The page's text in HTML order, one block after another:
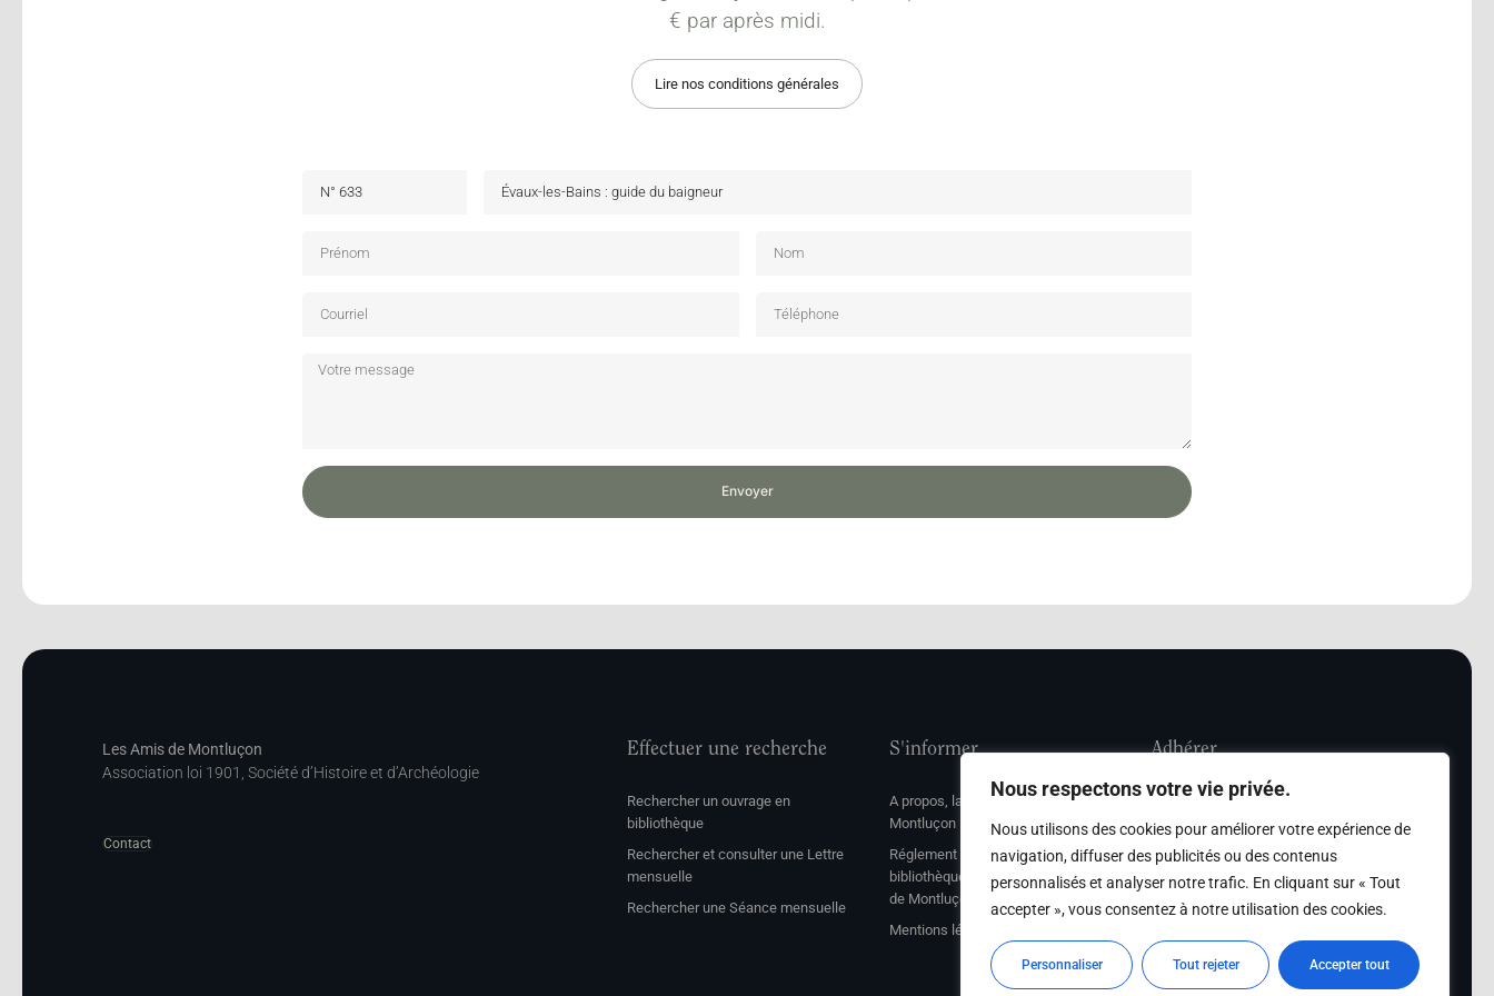
Nous respectons votre vie privée.
Nous utilisons des cookies pour améliorer votre expérience de
navigation, diffuser des publicités ou des contenus
personnalisés et analyser notre trafic. En cliquant sur « Tout
accepter », vous consentez à notre utilisation des cookies.
Personnaliser Tout rejeter Accepter tout
€ par après midi.
Lire nos conditions générales
Envoyer
Les Amis de Montluçon
Association loi 1901, Société d’Histoire et d’Archéologie
Contact
Effectuer une recherche
Rechercher un ouvrage en
bibliothèque
Rechercher et consulter une Lettre
mensuelle
Rechercher une Séance mensuelle
S'informer
A propos, la société Les Amis de
Montluçon
Réglement de consultation de la
bibliothèque et des archives des Amis
de Montluçon
Mentions légales
Adhérer
Adhésion